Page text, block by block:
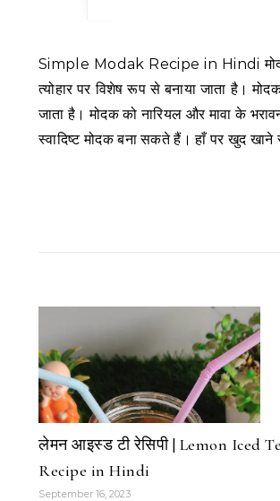
Simple Modak Recipe in Hindi मोदक रेसिपी | Modak Recipe in Hindi मोदक एक स्वादिष्ट और पारंपरिक मिठाई है, जिसे गणेश चतुर्थी के
त्योहार पर विशेष रूप से बनाया जाता है।
जाता है। मोदक को नारियल और मावा के
स्वादिष्ट मोदक बना सकते हैं। हाँ पर खुद
लेमन आइस्ड टी रेसिपी | Lemon Iced
Recipe in Hindi
September 16, 2023